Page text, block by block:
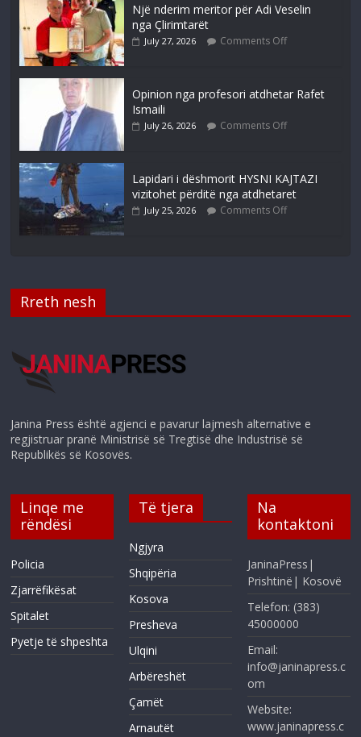
Një nderim meritor për Adi Veselin
nga Çlirimtarët
July 27, 2026 Comments Off
Opinion nga profesori atdhetar Rafet
Ismaili
July 26, 2026 Comments Off
Lapidari i dëshmorit HYSNI KAJTAZI
vizitohet përditë nga atdhetaret
July 25, 2026 Comments Off
Rreth nesh
Janina Press është agjenci e pavarur lajmesh alternative e
regjistruar pranë Ministrisë së Tregtisë dhe Industrisë së
Republikës së Kosovës.
Linqe me
rëndësi
Policia
Zjarrëfikësat
Spitalet
Pyetje të shpeshta
Të tjera
Ngjyra
Shqipëria
Kosova
Presheva
Ulqini
Arbëreshët
Çamët
Arnautët
Na
kontaktoni
JaninaPress|
Prishtinë| Kosovë
Telefon: (383)
45000000
Email:
info@janinapress.c
om
Website:
www.janinapress.c